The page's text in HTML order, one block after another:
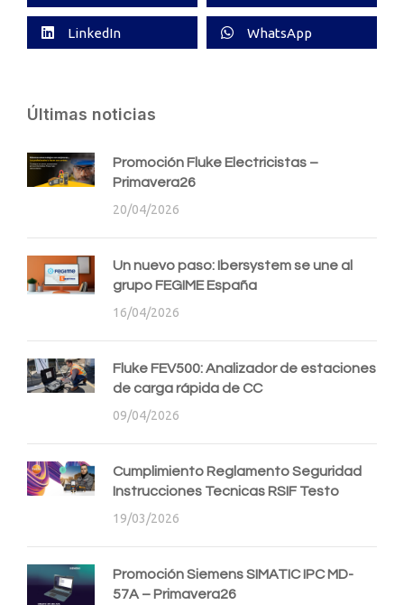
LinkedIn WhatsApp
Últimas noticias
Promoción Fluke Electricistas –
Primavera26
20/04/2026
Un nuevo paso: Ibersystem se une al
grupo FEGIME España
16/04/2026
Fluke FEV500: Analizador de estaciones
de carga rápida de CC
09/04/2026
Cumplimiento Reglamento Seguridad
Instrucciones Tecnicas RSIF Testo
19/03/2026
Promoción Siemens SIMATIC IPC MD-
57A – Primavera26